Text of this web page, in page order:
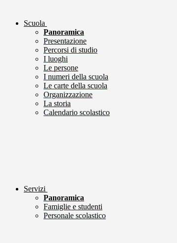
Scuola
Panoramica
Presentazione
Percorsi di studio
I luoghi
Le persone
I numeri della scuola
Le carte della scuola
Organizzazione
La storia
Calendario scolastico
Servizi
Panoramica
Famiglie e studenti
Personale scolastico